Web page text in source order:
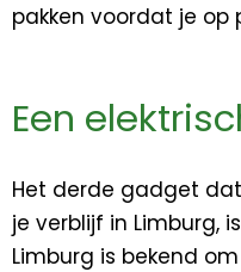
pakken voordat je op
Een
Het derde gadget
je verblijf in Limburg,
Limburg is bekend